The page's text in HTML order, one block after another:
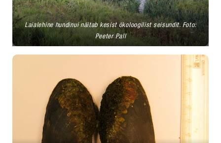
Laialehine hundinui näitab kesist ökoloogilist seisundit. Foto:
Peeter Pall